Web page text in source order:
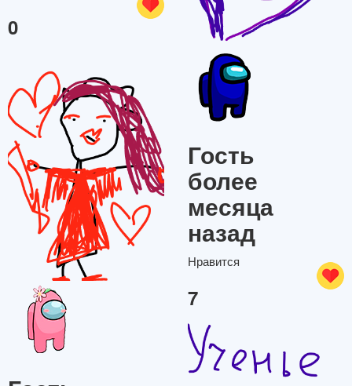
0
Гость
более
месяца
назад
Нравится
7